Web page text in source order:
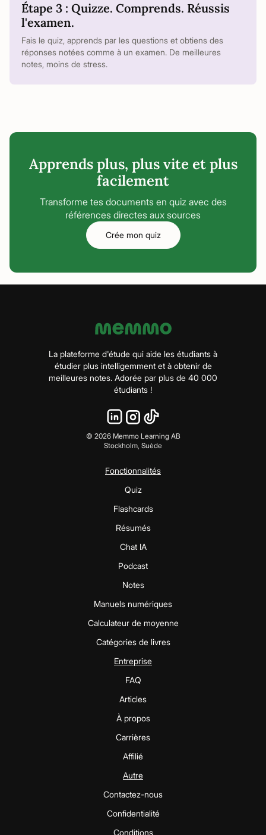
Étape 3 : Quizze. Comprends. Réussis
l'examen.
Fais le quiz, apprends par les questions et obtiens des
réponses notées comme à un examen. De meilleures
notes, moins de stress.
Apprends plus, plus vite et plus
facilement
Transforme tes documents en quiz avec des
références directes aux sources
Crée mon quiz
La plateforme d'étude qui aide les étudiants à
étudier plus intelligemment et à obtenir de
meilleures notes. Adorée par plus de 40 000
étudiants !
© 2026Memmo Learning AB
Stockholm, Suède
Fonctionnalités
Quiz
Flashcards
Résumés
Chat IA
Podcast
Notes
Manuels numériques
Calculateur de moyenne
Catégories de livres
Entreprise
FAQ
Articles
À propos
Carrières
Affilié
Autre
Contactez-nous
Confidentialité
Conditions